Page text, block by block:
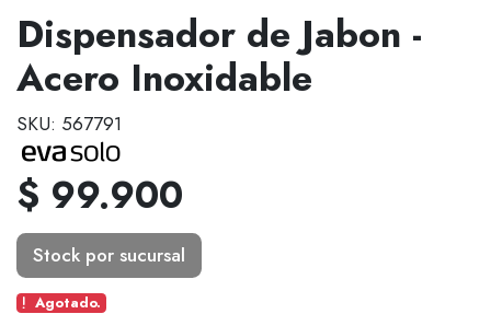
Dispensador de Jabon -
Acero Inoxidable
SKU: 567791
$ 99.900
Stock por sucursal
Agotado.